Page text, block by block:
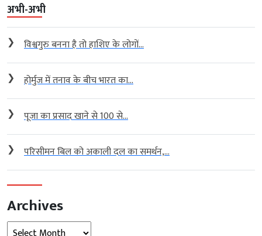
अभी-अभी
❯ विश्वगुरु बनना है तो हाशिए के लोगों...
❯ होर्मुज में तनाव के बीच भारत का...
❯ पूजा का प्रसाद खाने से 100 से...
❯ परिसीमन बिल को अकाली दल का समर्थन,...
Archives
Archives